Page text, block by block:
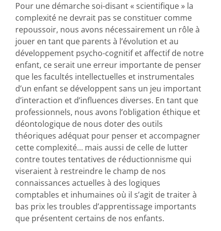
Pour une démarche soi-disant « scientifique » la
complexité ne devrait pas se constituer comme
repoussoir, nous avons nécessairement un rôle à
jouer en tant que parents à l’évolution et au
développement psycho-cognitif et affectif de notre
enfant, ce serait une erreur importante de penser
que les facultés intellectuelles et instrumentales
d’un enfant se développent sans un jeu important
d’interaction et d’influences diverses. En tant que
professionnels, nous avons l’obligation éthique et
déontologique de nous doter des outils
théoriques adéquat pour penser et accompagner
cette complexité… mais aussi de celle de lutter
contre toutes tentatives de réductionnisme qui
viseraient à restreindre le champ de nos
connaissances actuelles à des logiques
comptables et inhumaines où il s’agit de traiter à
bas prix les troubles d’apprentissage importants
que présentent certains de nos enfants.